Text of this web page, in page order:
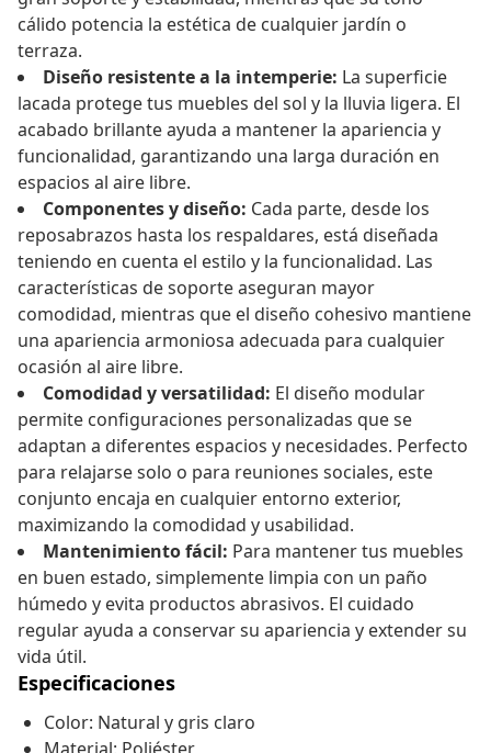
cálido potencia la estética de cualquier jardín o
terraza.
Diseño resistente a la intemperie: La superficie
lacada protege tus muebles del sol y la lluvia ligera. El
acabado brillante ayuda a mantener la apariencia y
funcionalidad, garantizando una larga duración en
espacios al aire libre.
Componentes y diseño: Cada parte, desde los
reposabrazos hasta los respaldares, está diseñada
teniendo en cuenta el estilo y la funcionalidad. Las
características de soporte aseguran mayor
comodidad, mientras que el diseño cohesivo mantiene
una apariencia armoniosa adecuada para cualquier
ocasión al aire libre.
Comodidad y versatilidad: El diseño modular
permite configuraciones personalizadas que se
adaptan a diferentes espacios y necesidades. Perfecto
para relajarse solo o para reuniones sociales, este
conjunto encaja en cualquier entorno exterior,
maximizando la comodidad y usabilidad.
Mantenimiento fácil: Para mantener tus muebles
en buen estado, simplemente limpia con un paño
húmedo y evita productos abrasivos. El cuidado
regular ayuda a conservar su apariencia y extender su
vida útil.
Especificaciones
Color: Natural y gris claro